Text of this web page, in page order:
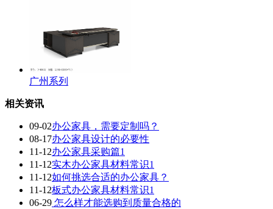
广州系列
相关资讯
09-02办公家具，需要定制吗？
08-17办公家具设计的必要性
11-12办公家具采购篇1
11-12实木办公家具材料常识1
11-12如何挑选合适的办公家具？
11-12板式办公家具材料常识1
06-29 怎么样才能选购到质量合格的